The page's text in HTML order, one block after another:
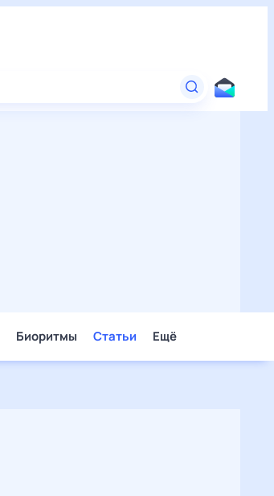
Биоритмы Статьи Ещё